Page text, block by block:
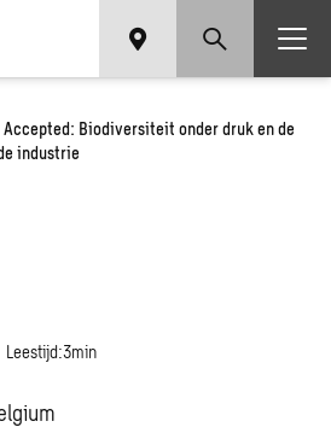
Accepted: Biodiversiteit onder druk en de
industrie
Leestijd:3min